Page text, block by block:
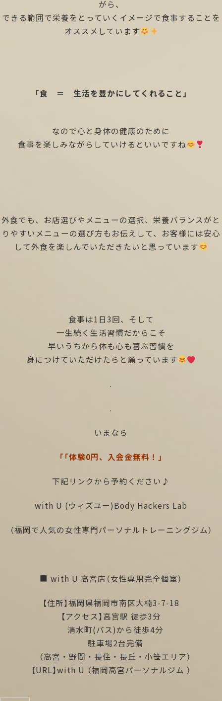
がら、
できる範囲で栄養をとっていくイメージで食事することを
オススメしています
「食 ＝ 生活を豊かにしてくれること」
なので心と身体の健康のために
食事を楽しみながらしていけるといいですね
外食でも、お店選びやメニューの選択、栄養バランスがと
りやすいメニューの選び方もお伝えして、お客様には安心
して外食を楽しんでいただきたいと思っています
食事は1日3回、そして
一生続く生活習慣だからこそ
早いうちから体も心も喜ぶ習慣を
身につけていただけたらと願っています
.
.
いまなら
「「体験0円、入会金無料！」
下記リンクから予約ください♪
with U (ウィズユー)Body Hackers Lab
（福岡で人気の女性専門パーソナルトレーニングジム）
■ with U 高宮店（女性専用完全個室）
【住所】福岡県福岡市南区大楠3-7-18
【アクセス】高宮駅 徒歩3分
清水町(バス)から徒歩4分
駐車場2台完備
（高宮・野間・長住・長丘・小笹エリア）
【URL】with U （福岡高宮パーソナルジム ）